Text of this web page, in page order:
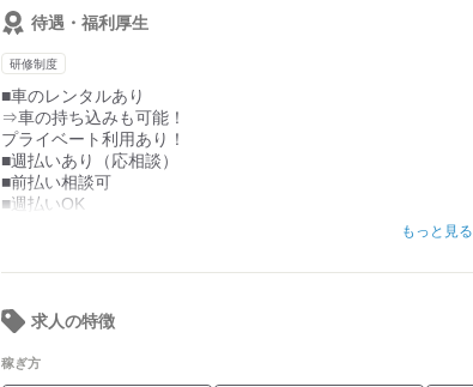
・仕事をするうえでやってはいけないこと
・機械の使いかた
・荷物の受け取り方
※AT限定可
【外見について】
髪型・髪色
アクセサリー類は基本自由です！
※案件によって異なりますので
詳細は面接にてご案内いたします。
待遇・福利厚生
研修制度
■車のレンタルあり
⇒車の持ち込みも可能！
プライベート利用あり！
■週払いあり（応相談）
■前払い相談可
■週払いOK
■服装自由
■髪色髪型自由
※規定あり
■ガソリン代後払い制度有り
■入社祝い品あり
もっと見る
求人の特徴
稼ぎ方